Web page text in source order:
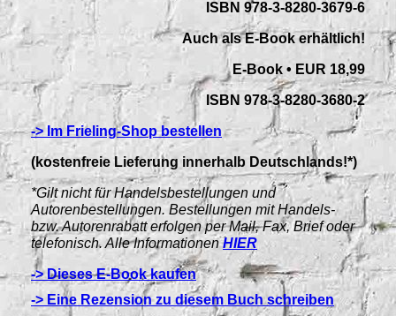
ISBN 978-3-8280-3679-6
Auch als E-Book erhältlich!
E-Book • EUR 18,99
ISBN 978-3-8280-3680-2
-> Im Frieling-Shop bestellen
(kostenfreie Lieferung innerhalb Deutschlands!*)
*Gilt nicht für Handelsbestellungen und
Autorenbestellungen. Bestellungen mit Handels-
bzw. Autorenrabatt erfolgen per Mail, Fax, Brief oder
telefonisch. Alle InformationenHIER
-> Dieses E-Book kaufen
-> Eine Rezension zu diesem Buch schreiben